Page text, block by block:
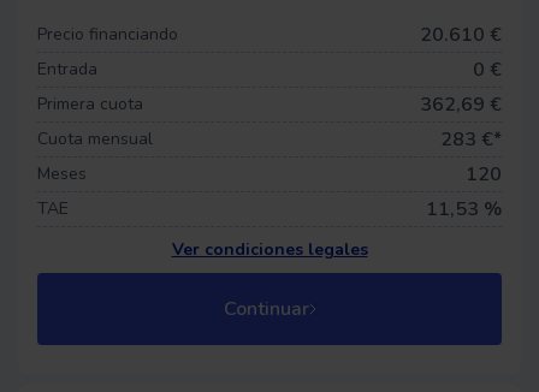
Precio financiando
20.610 €
Entrada 0 €
Primera cuota 362,69 €
Cuota mensual 283 €*
Meses 120
TAE 11,53 %
Ver condiciones legales
Continuar